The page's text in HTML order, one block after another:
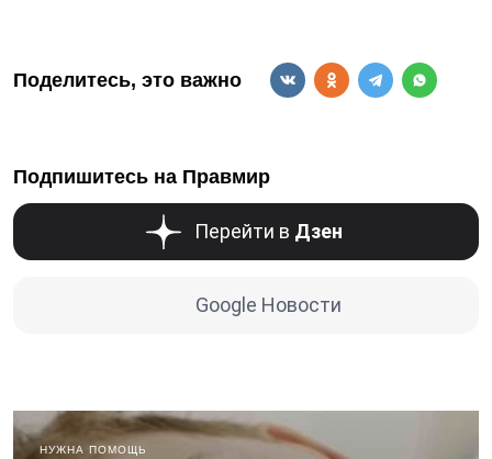
Поделитесь, это важно
Подпишитесь на Правмир
Перейти в Дзен
Google Новости
НУЖНА ПОМОЩЬ